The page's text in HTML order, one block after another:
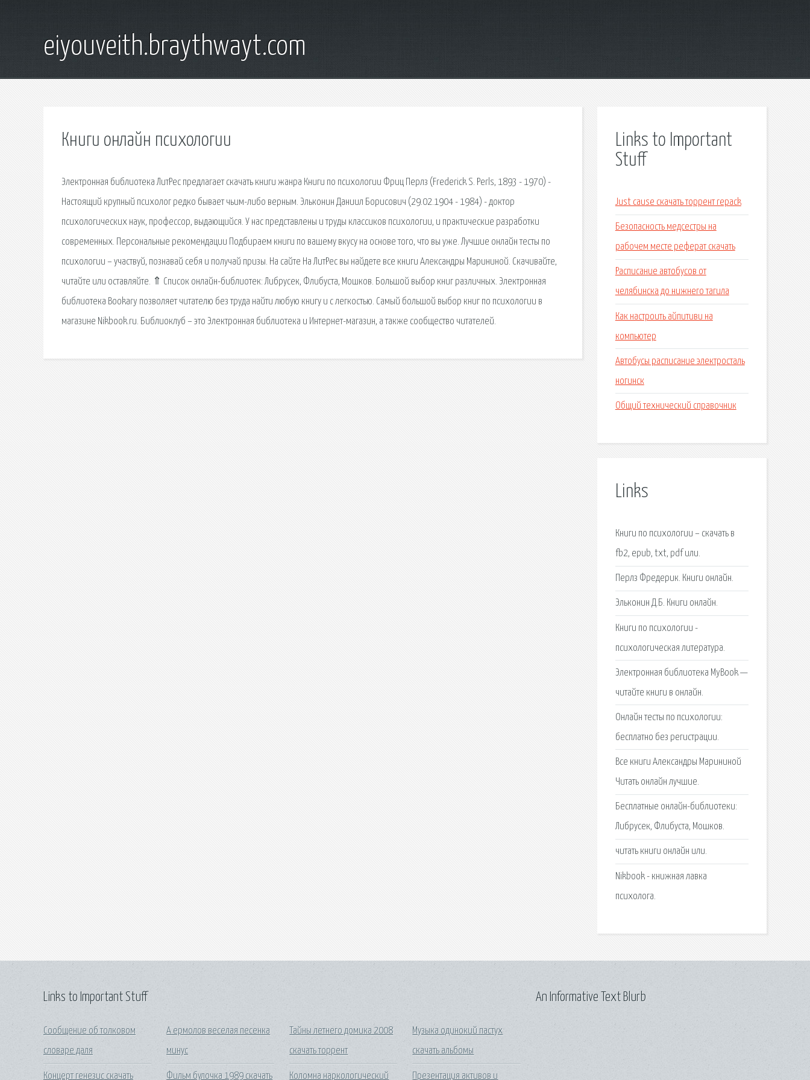
eiyouveith.braythwayt.com
Книги онлайн психологии
Электронная библиотека ЛитРес предлагает скачать книги жанра Книги по психологии Фриц Перлз (Frederick S. Perls, 1893 - 1970) -
Настоящий крупный психолог редко бывает чьим-либо верным. Эльконин Даниил Борисович (29.02.1904 - 1984) - доктор
психологических наук, профессор, выдающийся. У нас представлены и труды классиков психологии, и практические разработки
современных. Персональные рекомендации Подбираем книги по вашему вкусу на основе того, что вы уже. Лучшие онлайн тесты по
психологии – участвуй, познавай себя и получай призы. На сайте На ЛитРес вы найдете все книги Александры Марининой. Скачивайте,
читайте или оставляйте. ⇑ Список онлайн-библиотек: Либрусек, Флибуста, Мошков. Большой выбор книг различных. Электронная
библиотека Bookary позволяет читателю без труда найти любую книгу и с легкостью. Самый большой выбор книг по психологии в
магазине Nikbook.ru. Библиоклуб – это Электронная библиотека и Интернет-магазин, а также сообщество читателей.
Links to Important
Stuff
Just cause скачать торрент repack
Безопасность медсестры на
рабочем месте реферат скачать
Расписание автобусов от
челябинска до нижнего тагила
Как настроить айпитиви на
компьютер
Автобусы расписание электросталь
ногинск
Общий технический справочник
Links
Книги по психологии – скачать в
fb2, epub, txt, pdf или.
Перлз Фредерик. Книги онлайн.
Эльконин Д.Б. Книги онлайн.
Книги по психологии -
психологическая литература.
Электронная библиотека MyBook —
читайте книги в онлайн.
Онлайн тесты по психологии:
бесплатно без регистрации.
Все книги Александры Марининой
Читать онлайн лучшие.
Бесплатные онлайн-библиотеки:
Либрусек, Флибуста, Мошков.
читать книги онлайн или.
Nikbook - книжная лавка
психолога.
Links to Important Stuff
Сообщение об толковом
словаре даля
Концерт генезис скачать
А ермолов веселая песенка
минус
Фильм булочка 1989 скачать
Тайны летнего домика 2008
скачать торрент
Коломна наркологический
Музыка одинокий пастух
скачать альбомы
Презентация активов и
An Informative Text Blurb